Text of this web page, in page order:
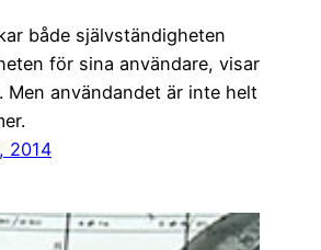
både självständigheten
för sina användare, visar
Men användandet är inte helt
2014